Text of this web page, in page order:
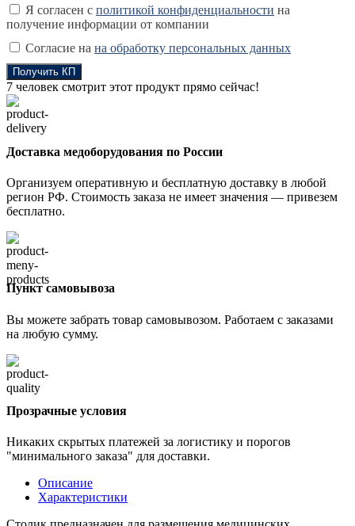
Я согласен с политикой конфиденциальности на
получение информации от компании
Согласие на на обработку персональных данных
Получить КП
7 человек смотрит этот продукт прямо сейчас!
Доставка медоборудования по России
Организуем оперативную и бесплатную доставку в любой
регион РФ. Стоимость заказа не имеет значения — привезем
бесплатно.
Пункт самовывоза
Вы можете забрать товар самовывозом. Работаем с заказами
на любую сумму.
Прозрачные условия
Никаких скрытых платежей за логистику и порогов
"минимального заказа" для доставки.
Описание
Характеристики